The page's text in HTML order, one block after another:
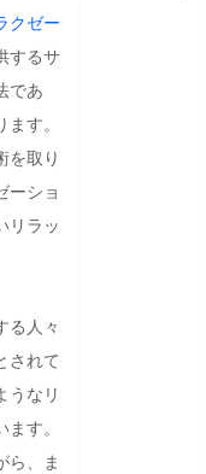
クゼー
するサ
であ
す。
を取り
ーショ
リラッ
る人々
されて
うなリ
す。
ら、ま